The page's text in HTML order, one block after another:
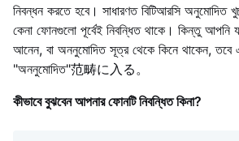
নিবন্ধন করতে হবে। সাধারণত বিটিআরসি অনুমোদিত
কেনা ফোনগুলো পূর্বেই নিবন্ধিত থাকে। কিন্তু আপনি
আনেন, বা অননুমোদিত সূত্র থেকে কিনে থাকেন, তবে
"অননুমোদিত"范畴に入る。
কীভাবে বুঝবেন আপনার ফোনটি নিবন্ধিত কিনা?